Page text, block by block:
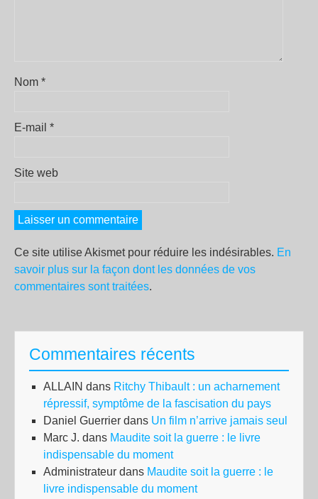
Nom *
E-mail *
Site web
Ce site utilise Akismet pour réduire les indésirables. En
savoir plus sur la façon dont les données de vos
commentaires sont traitées.
Commentaires récents
ALLAIN dans Ritchy Thibault : un acharnement
répressif, symptôme de la fascisation du pays
Daniel Guerrier dans Un film n’arrive jamais seul
Marc J. dans Maudite soit la guerre : le livre
indispensable du moment
Administrateur dans Maudite soit la guerre : le
livre indispensable du moment